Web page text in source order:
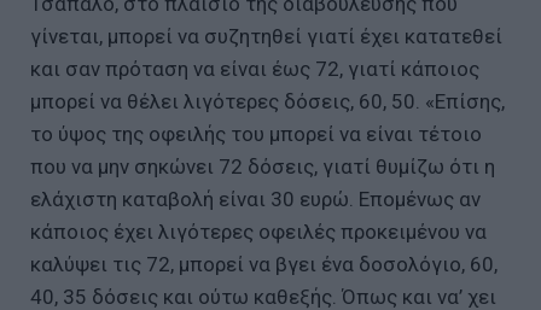
γίνεται, μπορεί να συζητηθεί γιατί έχει κατατεθεί
και σαν πρόταση να είναι έως 72, γιατί κάποιος
μπορεί να θέλει λιγότερες δόσεις, 60, 50. «Επίσης,
το ύψος της οφειλής του μπορεί να είναι τέτοιο
που να μην σηκώνει 72 δόσεις, γιατί θυμίζω ότι η
ελάχιστη καταβολή είναι 30 ευρώ. Επομένως αν
κάποιος έχει λιγότερες οφειλές προκειμένου να
καλύψει τις 72, μπορεί να βγει ένα δοσολόγιο, 60,
40, 35 δόσεις και ούτω καθεξής. Όπως και να’ χει